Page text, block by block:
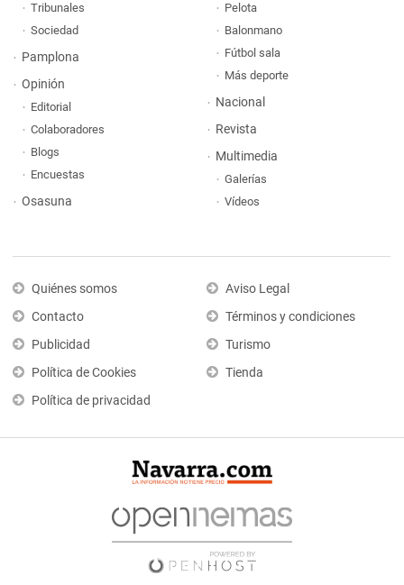
Tribunales
Sociedad
Pamplona
Opinión
Editorial
Colaboradores
Blogs
Encuestas
Osasuna
Pelota
Balonmano
Fútbol sala
Más deporte
Nacional
Revista
Multimedia
Galerías
Vídeos
Quiénes somos
Contacto
Publicidad
Política de Cookies
Política de privacidad
Aviso Legal
Términos y condiciones
Turismo
Tienda